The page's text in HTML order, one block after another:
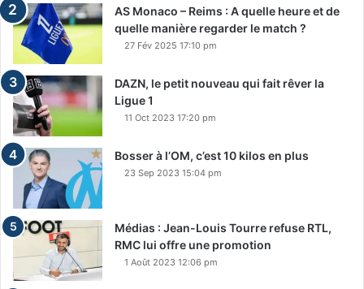
AS Monaco – Reims : A quelle heure et de
quelle manière regarder le match ?
27 Fév 2025 17:10 pm
DAZN, le petit nouveau qui fait rêver la
Ligue 1
11 Oct 2023 17:20 pm
Bosser à l’OM, c’est 10 kilos en plus
23 Sep 2023 15:04 pm
Médias : Jean-Louis Tourre refuse RTL,
RMC lui offre une promotion
1 Août 2023 12:06 pm